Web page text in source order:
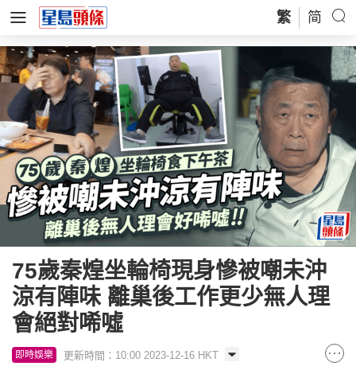
繁 简
75歲秦煌坐輪椅現身慘被嘲未沖
涼有陣味 離巢後工作更少無人理
會絕對唏噓
即時娛樂 更新時間：10:00 2023-12-16 HKT